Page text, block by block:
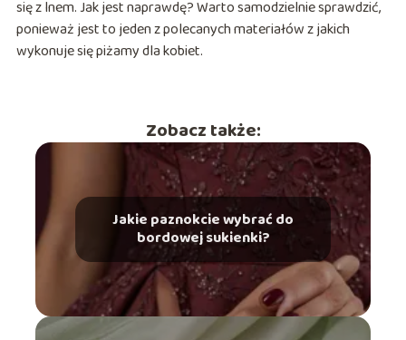
się z lnem. Jak jest naprawdę? Warto samodzielnie sprawdzić,
ponieważ jest to jeden z polecanych materiałów z jakich
wykonuje się piżamy dla kobiet.
Zobacz także:
Jakie paznokcie wybrać do
bordowej sukienki?